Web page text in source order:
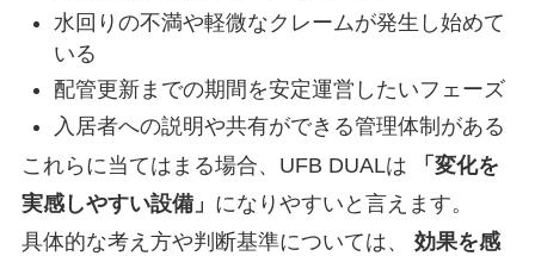
水回りの不満や軽微なクレームが発生し始めて
いる
配管更新までの期間を安定運営したいフェーズ
入居者への説明や共有ができる管理体制がある
これらに当てはまる場合、UFB DUALは
「変化を
実感しやすい設備」 になりやすいと言えます。
具体的な考え方や判断基準については、 効果を感